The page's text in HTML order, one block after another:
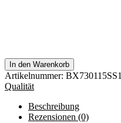
In den Warenkorb
Artikelnummer: BX730115SS1
Qualität
Beschreibung
Rezensionen (0)